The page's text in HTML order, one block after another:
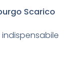
Scarico